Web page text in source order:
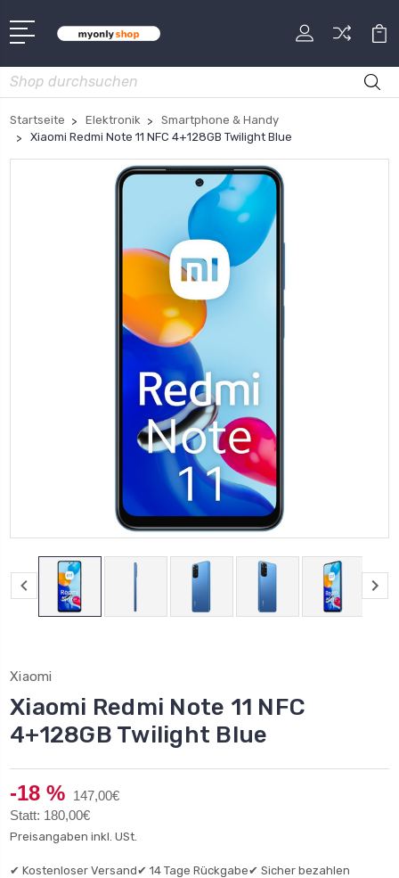
Suche
Startseite Elektronik
Smartphone & Handy
Xiaomi Redmi Note 11 NFC 4+128GB Twilight Blue
Xiaomi
Xiaomi Redmi Note 11 NFC
4+128GB Twilight Blue
-18 % 147,00€
Statt: 180,00€
Preisangaben inkl. USt.
✔ Kostenloser Versand✔ 14 Tage Rückgabe✔ Sicher bezahlen